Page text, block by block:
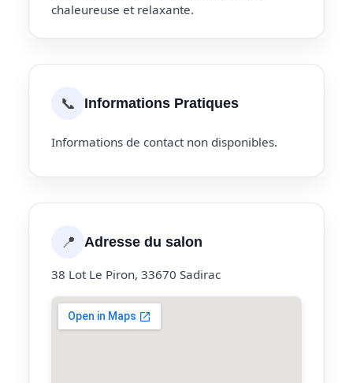
chaleureuse et relaxante.
📞 Informations Pratiques
Informations de contact non disponibles.
📍 Adresse du salon
38 Lot Le Piron, 33670 Sadirac